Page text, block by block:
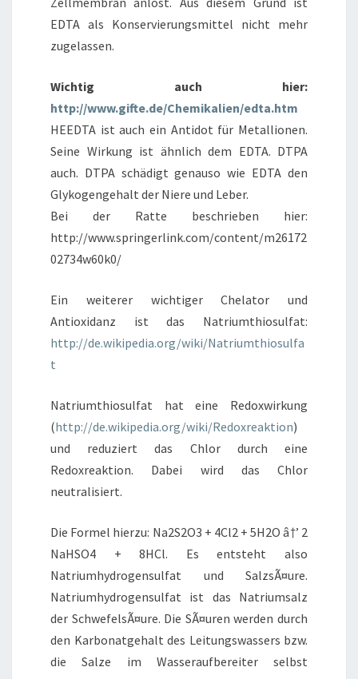
EDTA als Konservierungsmittel nicht mehr
zugelassen.
Wichtig auch hier:
http://www.gifte.de/Chemikalien/edta.htm
HEEDTA ist auch ein Antidot für Metallionen.
Seine Wirkung ist ähnlich dem EDTA. DTPA
auch. DTPA schädigt genauso wie EDTA den
Glykogengehalt der Niere und Leber.
Bei der Ratte beschrieben hier:
http://www.springerlink.com/content/m26172
02734w60k0/
Ein weiterer wichtiger Chelator und
Antioxidanz ist das Natriumthiosulfat:
http://de.wikipedia.org/wiki/Natriumthiosulfa
t
Natriumthiosulfat hat eine Redoxwirkung
(http://de.wikipedia.org/wiki/Redoxreaktion)
und reduziert das Chlor durch eine
Redoxreaktion. Dabei wird das Chlor
neutralisiert.
Die Formel hierzu: Na2S2O3 + 4Cl2 + 5H2O â†’ 2
NaHSO4 + 8HCl. Es entsteht also
Natriumhydrogensulfat und SalzsÃ¤ure.
Natriumhydrogensulfat ist das Natriumsalz
der SchwefelsÃ¤ure. Die SÃ¤uren werden durch
den Karbonatgehalt des Leitungswassers bzw.
die Salze im Wasseraufbereiter selbst